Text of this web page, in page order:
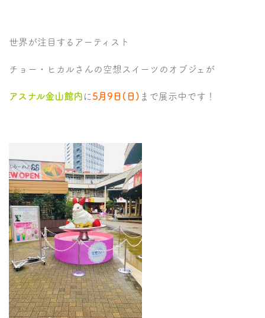
世界が注目するアーティスト
チョー・ヒカルさんの空想スイーツのオブジェが
アスナル金山館内 に 5月9日( 日) まで展示中です！